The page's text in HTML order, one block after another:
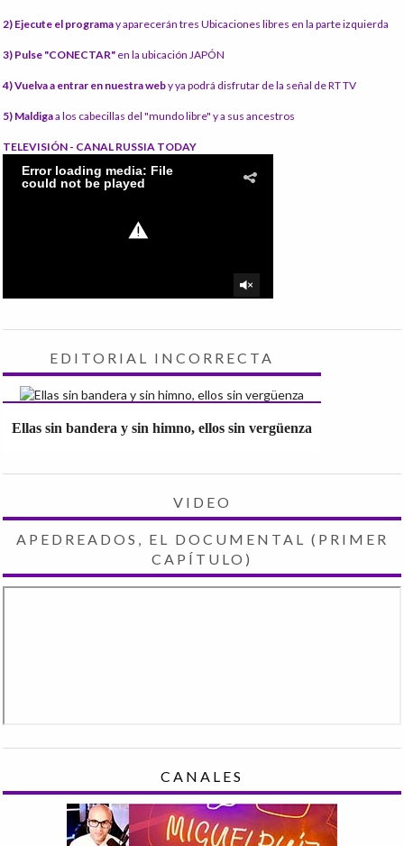
2) Ejecute el programay aparecerán tres Ubicaciones libres en la parte izquierda
3) Pulse "CONECTAR" en la ubicación JAPÓN
4) Vuelva a entrar en nuestra weby ya podrá disfrutar de la señal de RT TV
5) Maldigaa los cabecillas del "mundo libre" y a sus ancestros
TELEVISIÓN - CANAL RUSSIA TODAY
EDITORIAL INCORRECTA
Ellas sin bandera y sin himno, ellos sin vergüenza
VIDEO
APEDREADOS, EL DOCUMENTAL (PRIMER
CAPÍTULO)
CANALES